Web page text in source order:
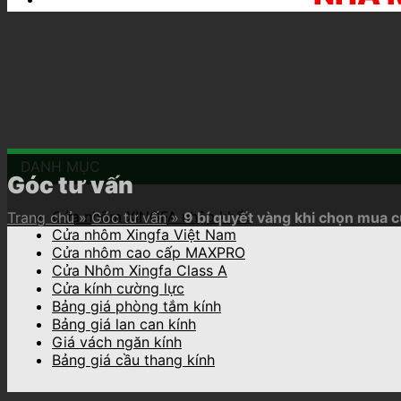
Góc tư vấn
Trang chủ»Góc tư vấn»9 bí quyết vàng khi chọn mua
DANH MỤC
Cửa nhôm XINGFA nhập khẩu
Cửa nhôm Xingfa Việt Nam
Cửa nhôm cao cấp MAXPRO
Cửa Nhôm Xingfa Class A
Cửa kính cường lực
Bảng giá phòng tắm kính
Bảng giá lan can kính
Giá vách ngăn kính
Bảng giá cầu thang kính